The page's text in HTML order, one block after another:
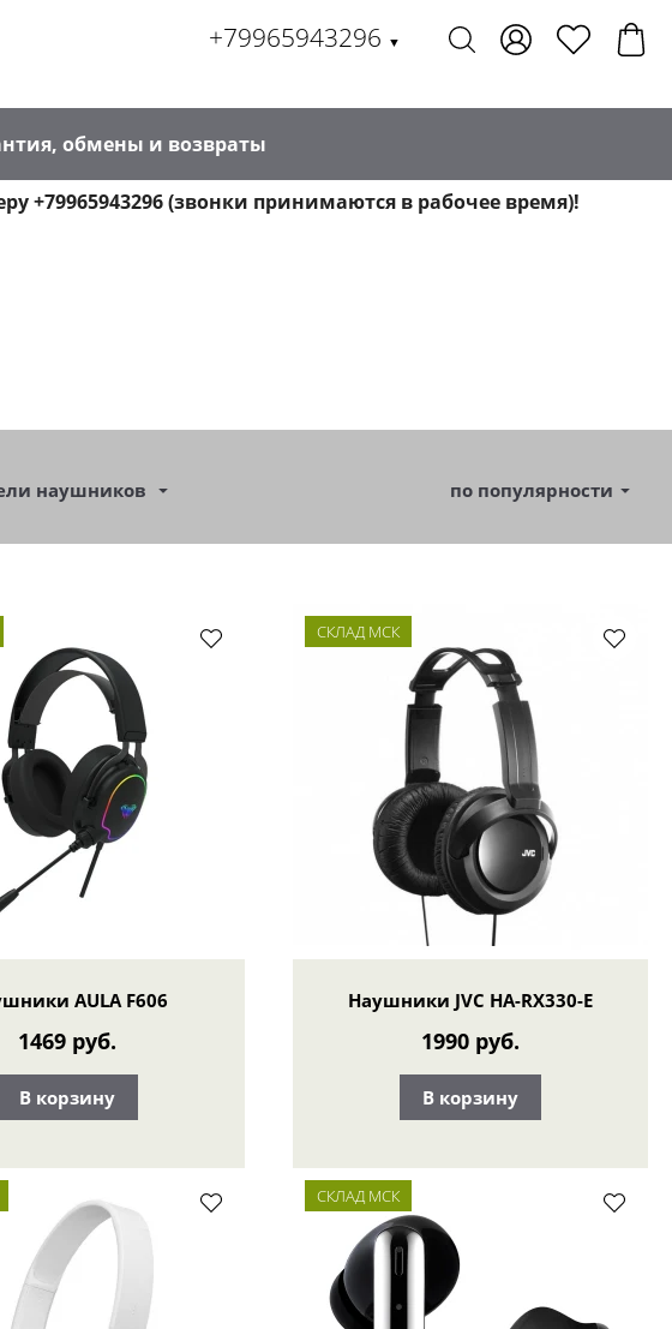
+79965943296 ▼
обмены и возвраты
+79965943296 (звонки принимаются в рабочее время)!
наушников по популярности
AULA F606
1469 руб.
В корзину
СКЛАД МСК
Наушники JVC HA-RX330-E
1990 руб.
В корзину
СКЛАД МСК